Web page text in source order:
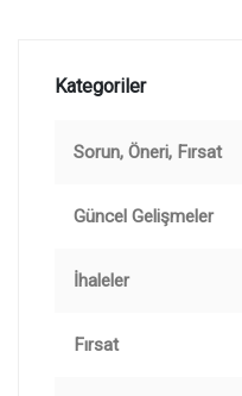
Kategoriler
Sorun, Öneri, Fırsat
Güncel Gelişmeler
İhaleler
Fırsat